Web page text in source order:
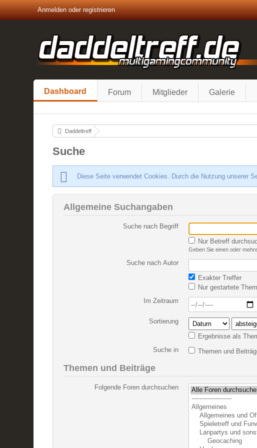
Anmelden oder registrieren
Dashboard Forum Mitglieder Galerie
Daddeltreff
Suche
Diese Seite verwendet Cookies. Durch die Nutzung unserer
Allgemeine Suchangaben
Suche nach Begriff
Nur Betreff
Geben Sie einen oder
Suche nach Autor
Exakter Treffer
Nur gestartete
Im Zeitraum
Sortierung
Ergebnisse als
Suche in
Themen und
Themen und Beiträge
Folgende Foren durchsuchen